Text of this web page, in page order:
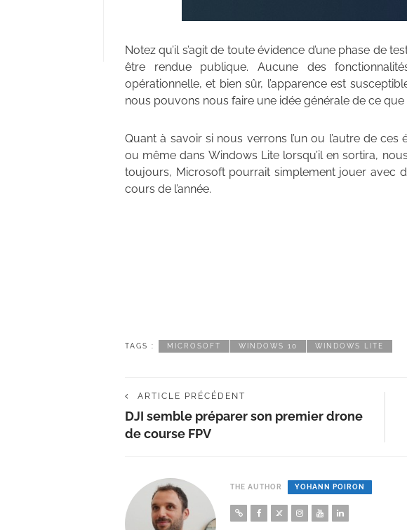
Notez qu’il s’agit de toute évidence d’une phase de
être rendue publique. Aucune des
opérationnelle, et bien sûr, l’apparence est
nous pouvons nous faire une idée générale de ce
Quant à savoir si nous verrons l’un ou l’autre de ces
ou même dans Windows Lite lorsqu’il en sortira,
toujours, Microsoft pourrait simplement jouer avec
cours de l’année.
TAGS : MICROSOFT WINDOWS 10 WINDOWS LITE
ARTICLE PRÉCÉDENT
DJI semble préparer son premier drone
de course FPV
THE AUTHOR YOHANN POIRON